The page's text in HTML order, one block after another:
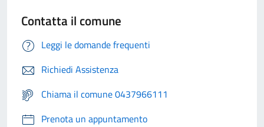
Contatta il comune
Leggi le domande frequenti
Richiedi Assistenza
Chiama il comune 0437966111
Prenota un appuntamento